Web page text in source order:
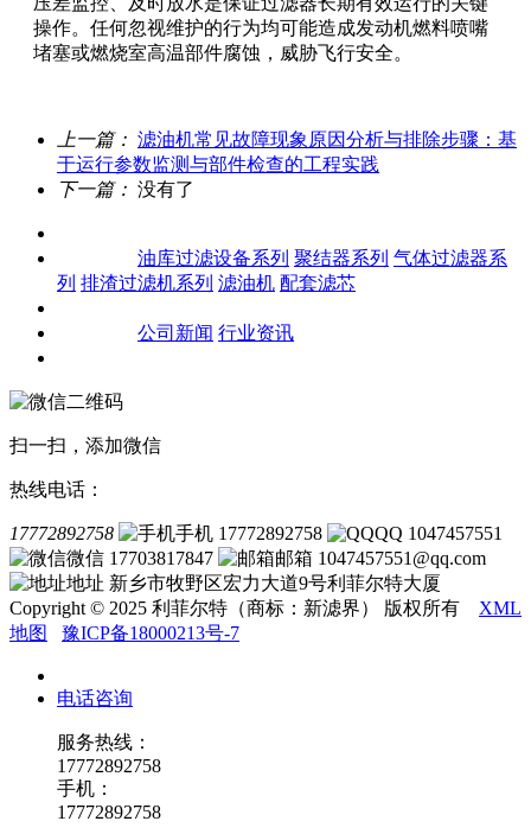
操作。任何忽视维护的行为均可能造成发动机燃料喷嘴
堵塞或燃烧室高温部件腐蚀，威胁飞行安全。
上一篇： 滤油机常见故障现象原因分析与排除步骤：基
于运行参数监测与部件检查的工程实践
下一篇： 没有了
油库过滤设备系列 聚结器系列 气体过滤器系
列 排渣过滤机系列 滤油机 配套滤芯
公司新闻 行业资讯
扫一扫，添加微信
热线电话：
17772892758 手机 17772892758
QQ 1047457551
微信 17703817847
邮箱 1047457551@qq.com
地址 新乡市牧野区宏力大道9号利菲尔特大厦
Copyright © 2025 利菲尔特（商标：新滤界） 版权所有 XML
地图
豫ICP备18000213号-7
电话咨询
服务热线：
17772892758
手机：
17772892758